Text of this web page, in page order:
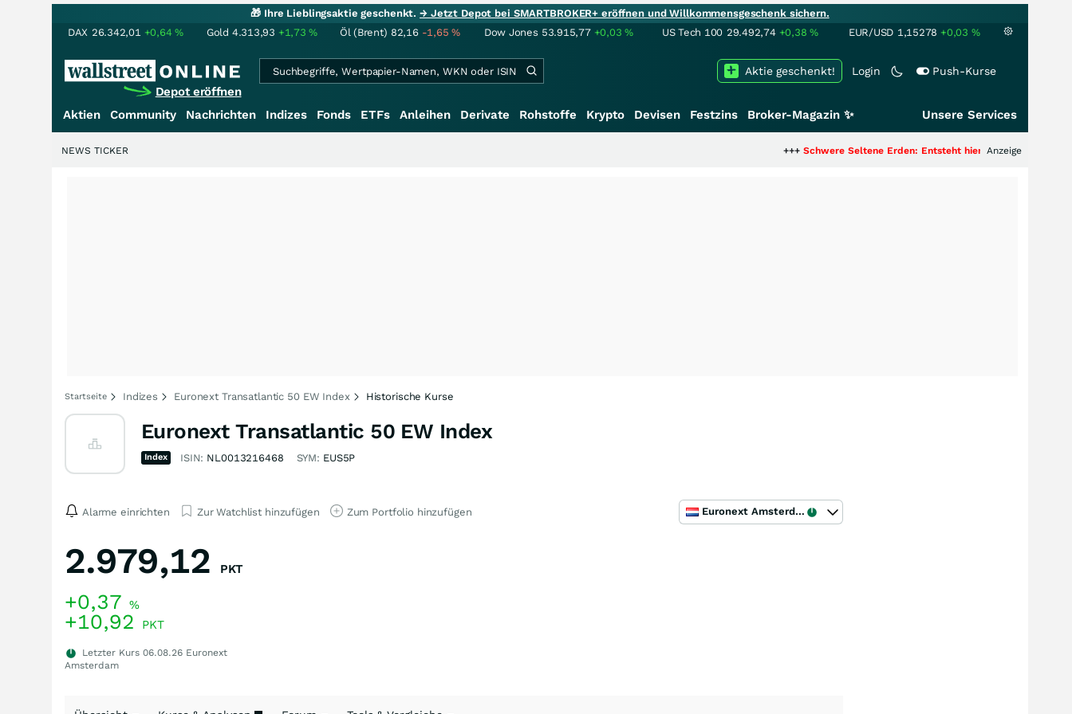
🎁 Ihre Lieblingsaktie geschenkt.→ Jetzt Depot bei SMARTBROKER+ eröffnen und Willkommensgeschenk sichern.
DAX 26.342,01 +0,64% Gold 4.313,93 +1,73% Öl (Brent) 82,16 -1,65% Dow Jones 53.915,77 +0,03% US Tech 100 29.492,74 +0,38% EUR/USD 1,15278 +0,03 %
Depot eröffnen
Login Push-Kurse
Aktie geschenkt!
Aktien Community Nachrichten Indizes Fonds ETFs Anleihen Derivate Rohstoffe Krypto Devisen Festzins Broker-Magazin ✨ Unsere Services
Schwere Seltene Erden: Entsteht hier die nächste Milliardenstory?
Anzeige
NEWS TICKER
Startseite Indizes Euronext Transatlantic 50 EW Index Historische Kurse
Euronext Transatlantic 50 EW Index
Index ISIN: NL0013216468 SYM: EUS5P
Alarme einrichten Zur Watchlist hinzufügen Zum Portfolio hinzufügen Euronext Amsterdam
2.979,12 PKT
+0,37 %
+10,92 PKT
Letzter Kurs 06.08.26 Euronext
Amsterdam